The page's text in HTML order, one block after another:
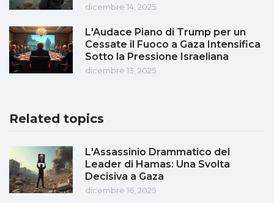
dicembre 14, 2025
L'Audace Piano di Trump per un
Cessate il Fuoco a Gaza Intensifica
Sotto la Pressione Israeliana
dicembre 13, 2025
Related topics
L'Assassinio Drammatico del
Leader di Hamas: Una Svolta
Decisiva a Gaza
dicembre 16, 2025